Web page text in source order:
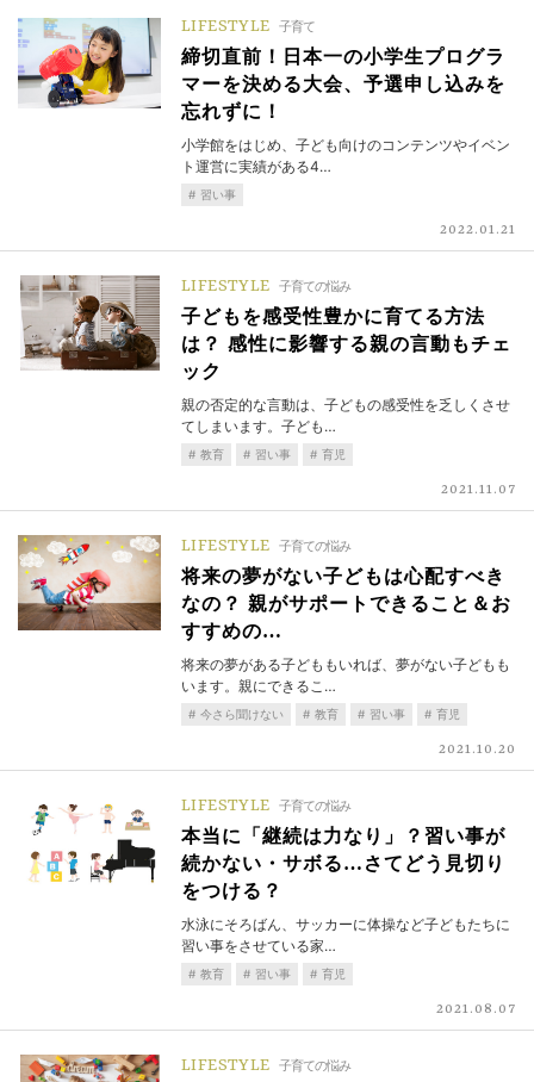
LIFESTYLE 子育て
締切直前！日本一の小学生プログラ
マーを決める大会、予選申し込みを
忘れずに！
小学館をはじめ、子ども向けのコンテンツやイベン
ト運営に実績がある4…
習い事
2022.01.21
LIFESTYLE 子育ての悩み
子どもを感受性豊かに育てる方法
は？ 感性に影響する親の言動もチェ
ック
親の否定的な言動は、子どもの感受性を乏しくさせ
てしまいます。子ども…
教育 習い事 育児
2021.11.07
LIFESTYLE 子育ての悩み
将来の夢がない子どもは心配すべき
なの？ 親がサポートできること＆お
すすめの…
将来の夢がある子どももいれば、夢がない子どもも
います。親にできるこ…
今さら聞けない 教育 習い事 育児
2021.10.20
LIFESTYLE 子育ての悩み
本当に「継続は力なり」？習い事が
続かない・サボる…さてどう見切り
をつける？
水泳にそろばん、サッカーに体操など子どもたちに
習い事をさせている家…
教育 習い事 育児
2021.08.07
LIFESTYLE 子育ての悩み